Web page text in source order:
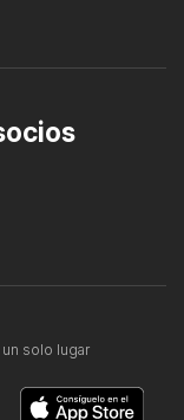
solo lugar